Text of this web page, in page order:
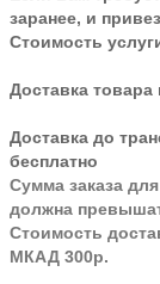
заранее, и
Стоимость
Доставка товара
Доставка до
бесплатно
Сумма заказа
должна
Стоимость
МКАД 300р.